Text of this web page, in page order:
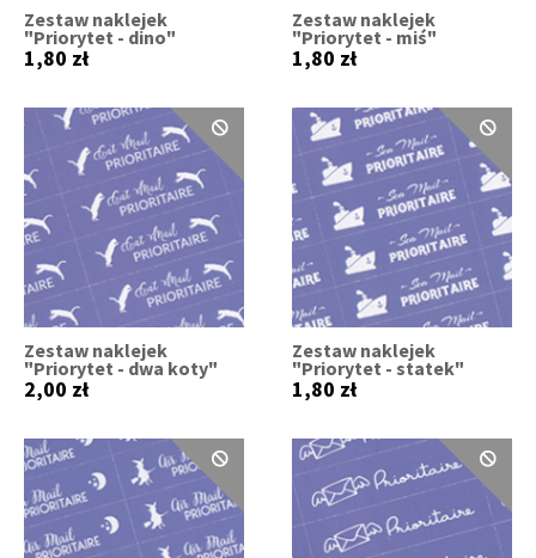
Zestaw naklejek
"Priorytet - dino"
1,80 zł
Zestaw naklejek
"Priorytet - miś"
1,80 zł
Zestaw naklejek
"Priorytet - dwa koty"
2,00 zł
Zestaw naklejek
"Priorytet - statek"
1,80 zł